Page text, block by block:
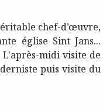
chef-d’œuvre,
église Sint Jans...
midi visite de
puis visite du